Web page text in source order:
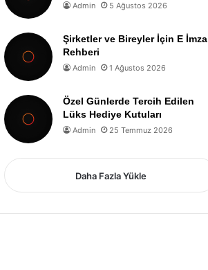
Admin 5 Ağustos 2026
Şirketler ve Bireyler İçin E İmza
Rehberi
Admin 1 Ağustos 2026
Özel Günlerde Tercih Edilen
Lüks Hediye Kutuları
Admin 25 Temmuz 2026
Daha Fazla Yükle